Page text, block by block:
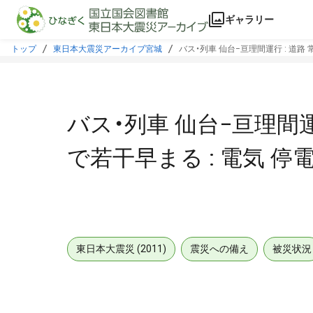
本文に飛ぶ
ギャラリー
トップ 東日本大震災アーカイブ宮城 バス・列車 仙台−亘理間運行 : 道路
バス・列車 仙台−亘理間
で若干早まる : 電気 停
東日本大震災 (2011) 震災への備え 被災状況